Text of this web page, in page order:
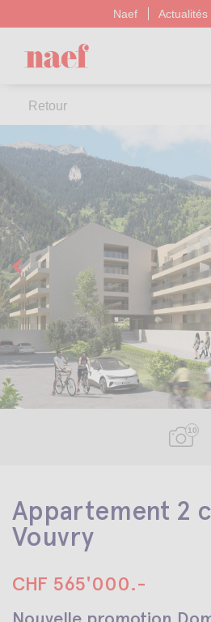
Naef Actualités
Retour
10
Appartement 2
Vouvry
CHF 565'000.-